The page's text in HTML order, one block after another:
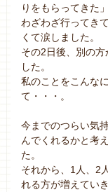
りをもらってきた
わざわざ行ってき
くて涙しました。
その2日後、別の
した。
私のことをこんな
て・・・。
今までのつらい気
んでくれるかと考
た。
それから、1人、2
れる方が増えてい